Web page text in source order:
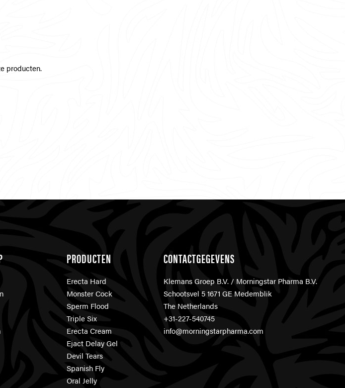
producten.
PRODUCTEN
Erecta Hard
Monster Cock
Sperm Flood
Triple Six
Erecta Cream
Ejact Delay Gel
Devil Tears
Spanish Fly
Oral Jelly
CONTACTGEGEVENS
Klemans Groep B.V. / Morningstar Pharma B.V.
Schootsvel 5 1671 GE Medemblik
The Netherlands
+31-227-540745
info@morningstarpharma.com